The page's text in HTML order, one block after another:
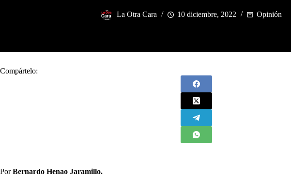
La Otra Cara 10 diciembre, 2022 Opinión
Compártelo:
PorBernardo Henao Jaramillo.